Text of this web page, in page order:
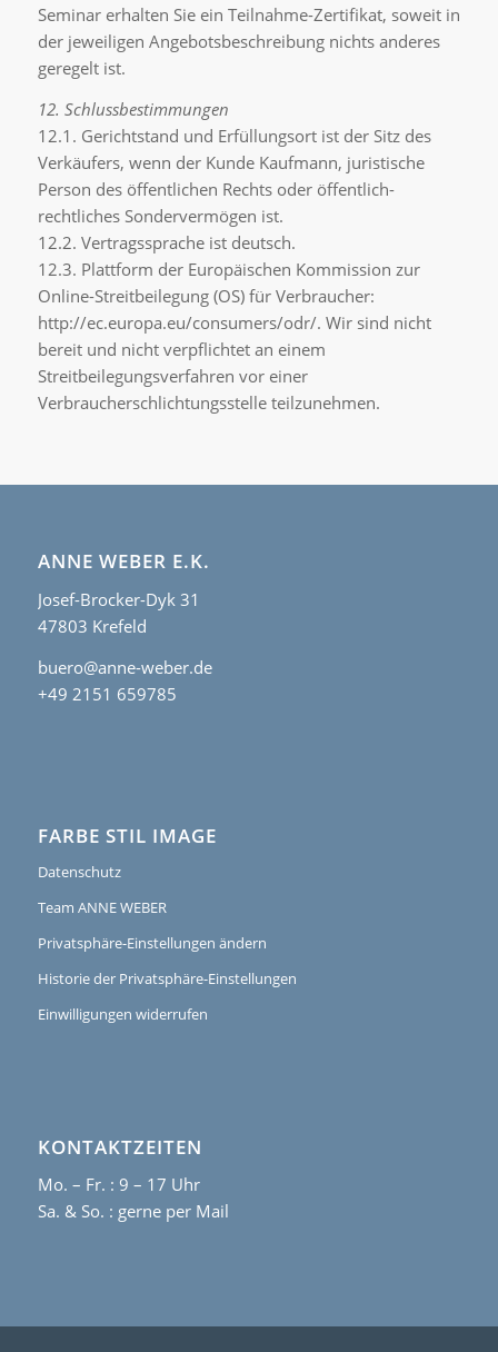
Seminar erhalten Sie ein Teilnahme-Zertifikat, soweit in
der jeweiligen Angebotsbeschreibung nichts anderes
geregelt ist.
12. Schlussbestimmungen
12.1. Gerichtstand und Erfüllungsort ist der Sitz des
Verkäufers, wenn der Kunde Kaufmann, juristische
Person des öffentlichen Rechts oder öffentlich-
rechtliches Sondervermögen ist.
12.2. Vertragssprache ist deutsch.
12.3. Plattform der Europäischen Kommission zur
Online-Streitbeilegung (OS) für Verbraucher:
http://ec.europa.eu/consumers/odr/. Wir sind nicht
bereit und nicht verpflichtet an einem
Streitbeilegungsverfahren vor einer
Verbraucherschlichtungsstelle teilzunehmen.
ANNE WEBER E.K.
Josef-Brocker-Dyk 31
47803 Krefeld
buero@anne-weber.de
+49 2151 659785
FARBE STIL IMAGE
Datenschutz
Team ANNE WEBER
Privatsphäre-Einstellungen ändern
Historie der Privatsphäre-Einstellungen
Einwilligungen widerrufen
KONTAKTZEITEN
Mo. – Fr. : 9 – 17 Uhr
Sa. & So. : gerne per Mail